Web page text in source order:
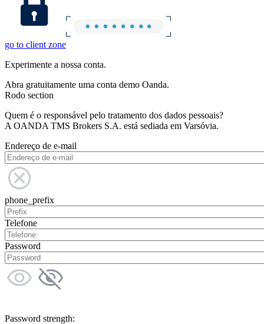
go to client zone
Experimente a nossa conta.
Abra gratuitamente uma conta demo Oanda.
Rodo section
Quem é o responsável pelo tratamento dos dados pessoais?
A OANDA TMS Brokers S.A. está sediada em Varsóvia.
Endereço de e-mail
phone_prefix
Telefone
Password
Password strength: